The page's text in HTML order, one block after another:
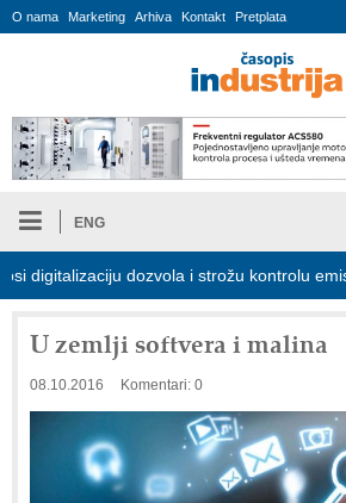
O nama Marketing Arhiva Kontakt Pretplata
ENG
dozvola i strožu kontrolu emisija
U zemlji softvera i malina
08.10.2016 Komentari: 0